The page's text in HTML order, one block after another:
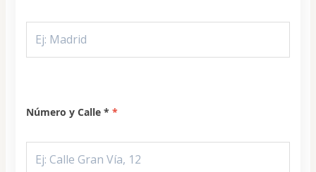
Número y Calle *